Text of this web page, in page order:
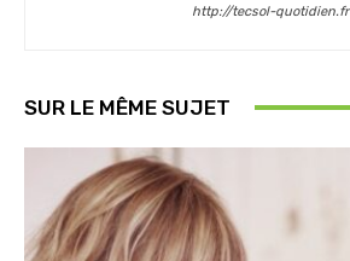
http://tecsol-quotidien.fr
SUR LE MÊME SUJET